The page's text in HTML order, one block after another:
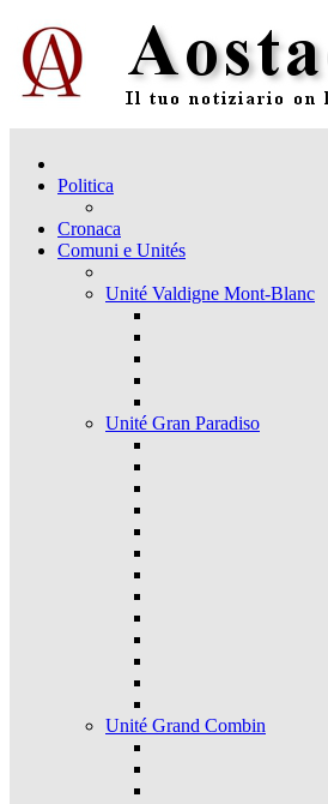
Politica
Cronaca
Comuni e Unités
Unité Valdigne Mont-Blanc
Unité Gran Paradiso
Unité Grand Combin